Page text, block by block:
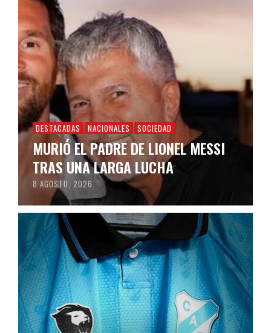
DESTACADAS NACIONALES SOCIEDAD
MURIÓ EL PADRE DE LIONEL MESSI
TRAS UNA LARGA LUCHA
8 AGOSTO, 2026